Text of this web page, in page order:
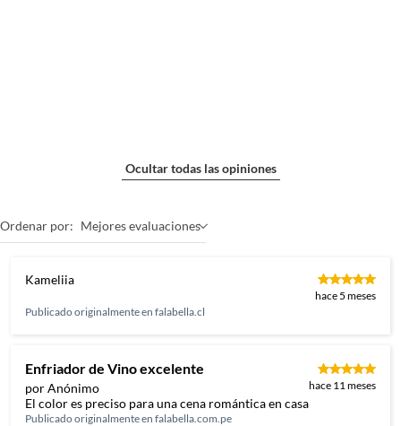
Ocultar todas las opiniones
Ordenar por: Mejores evaluaciones
Kameliia
hace 5 meses
Publicado originalmente en falabella.cl
Enfriador de Vino excelente
por Anónimo hace 11 meses
El color es preciso para una cena romántica en casa
Publicado originalmente en falabella.com.pe